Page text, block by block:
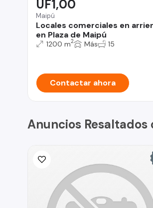
Maipú
Locales comerciales en
en Plaza de Maipú
UF1,00
1200 m2 Más 15
Contactar ahora
Anuncios Resaltados